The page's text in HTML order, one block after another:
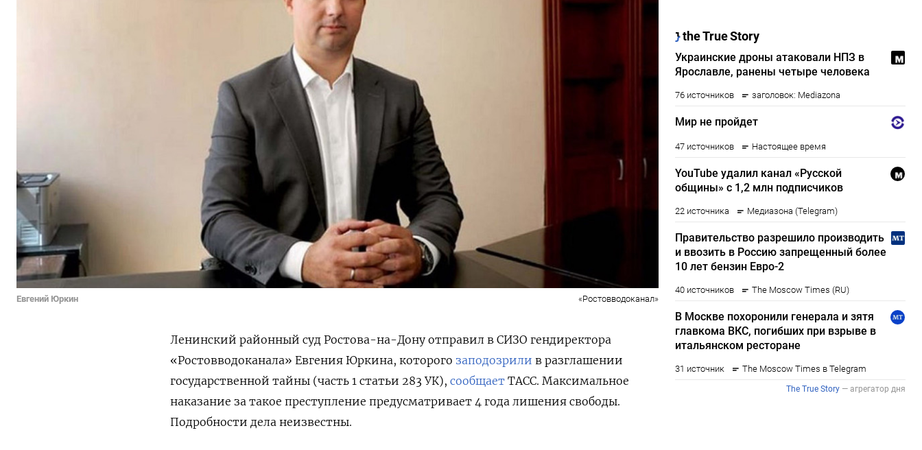
Евгений Юркин «Ростовводоканал»
Ленинский районный суд Ростова-на-Дону отправил в СИЗО гендиректора
«Ростовводоканала» Евгения Юркина, которого заподозрили в разглашении
государственной тайны (часть 1 статьи 283 УК), сообщает ТАСС. Максимальное
наказание за такое преступление предусматривает 4 года лишения свободы.
Подробности дела неизвестны.